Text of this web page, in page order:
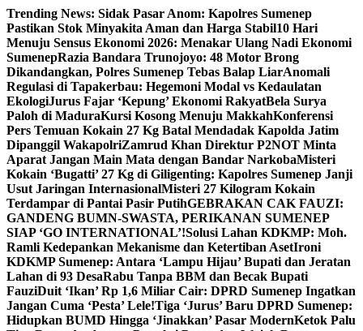
Skip
to
content
Trending News: Sidak Pasar Anom: Kapolres Sumenep
Pastikan Stok Minyakita Aman dan Harga Stabil10 Hari
Menuju Sensus Ekonomi 2026: Menakar Ulang Nadi Ekonomi
SumenepRazia Bandara Trunojoyo: 48 Motor Brong
Dikandangkan, Polres Sumenep Tebas Balap LiarAnomali
Regulasi di Tapakerbau: Hegemoni Modal vs Kedaulatan
EkologiJurus Fajar ‘Kepung’ Ekonomi RakyatBela Surya
Paloh di MaduraKursi Kosong Menuju MakkahKonferensi
Pers Temuan Kokain 27 Kg Batal Mendadak Kapolda Jatim
Dipanggil WakapolriZamrud Khan Direktur P2NOT Minta
Aparat Jangan Main Mata dengan Bandar NarkobaMisteri
Kokain ‘Bugatti’ 27 Kg di Giligenting: Kapolres Sumenep Janji
Usut Jaringan InternasionalMisteri 27 Kilogram Kokain
Terdampar di Pantai Pasir PutihGEBRAKAN CAK FAUZI:
GANDENG BUMN-SWASTA, PERIKANAN SUMENEP
SIAP ‘GO INTERNATIONAL’!Solusi Lahan KDKMP: Moh.
Ramli Kedepankan Mekanisme dan Ketertiban AsetIroni
KDKMP Sumenep: Antara ‘Lampu Hijau’ Bupati dan Jeratan
Lahan di 93 DesaRabu Tanpa BBM dan Becak Bupati
FauziDuit ‘Ikan’ Rp 1,6 Miliar Cair: DPRD Sumenep Ingatkan
Jangan Cuma ‘Pesta’ Lele!Tiga ‘Jurus’ Baru DPRD Sumenep:
Hidupkan BUMD Hingga ‘Jinakkan’ Pasar ModernKetok Palu